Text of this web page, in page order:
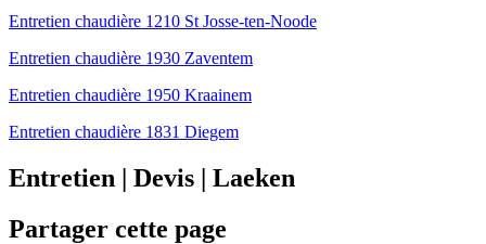
Entretien chaudière 1210 St Josse-ten-Noode
Entretien chaudière 1930 Zaventem
Entretien chaudière 1950 Kraainem
Entretien chaudière 1831 Diegem
Entretien | Devis | Laeken
Partager cette page